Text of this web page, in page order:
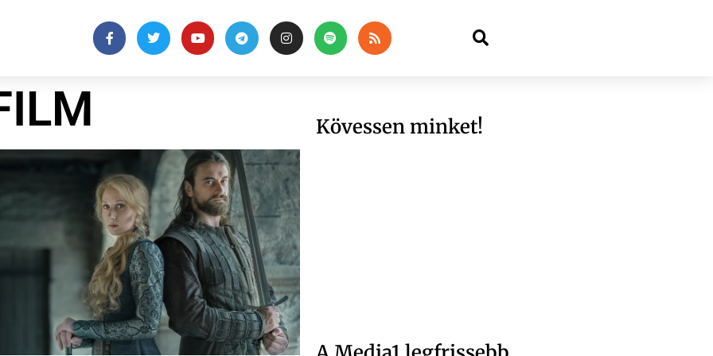
Kövessen minket!